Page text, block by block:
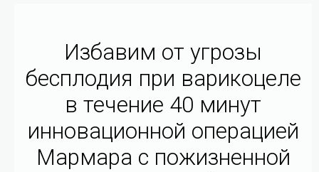
Избавим от угрозы
бесплодия при варикоцеле
в течение 40 минут
инновационной операцией
Мармара c пожизненной